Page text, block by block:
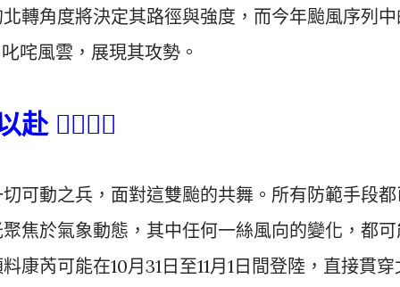
轉角度將決定其路徑與強度，而今年颱風序列
咤風雲，展現其攻勢。
🏃‍♂️🏃‍♀️
可動之兵，面對這雙颱的共舞。所有防範手段
焦於氣象動態，其中任何一絲風向的變化，都
康芮可能在10月31日至11月1日間登陸，直接貫穿